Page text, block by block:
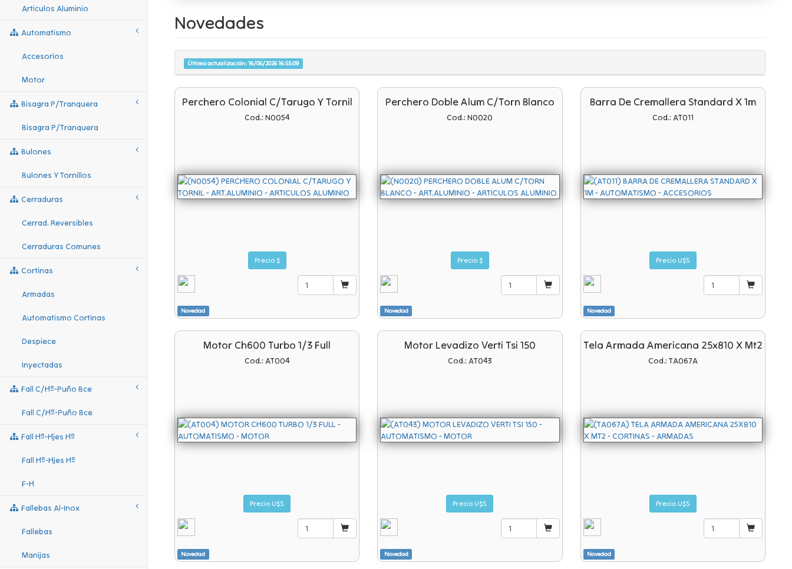
Articulos Aluminio
Automatismo
Accesorios
Motor
Bisagra P/tranquera
Bisagra P/tranquera
Bulones
Bulones Y Tornillos
Cerraduras
Cerrad. Reversibles
Cerraduras Comunes
Cortinas
Armadas
Automatismo Cortinas
Despiece
Inyectadas
Fall C/hº-Puño Bce
Fall C/hº-Puño Bce
Fall Hº-Hjes Hº
Fall Hº-Hjes Hº
F-H
Fallebas Al-Inox
Fallebas
Manijas
Novedades
Última actualización: 16/06/2026 16:55:09
Perchero Colonial C/tarugo Y Tornil
Cod.: N0054
Precio $
Novedad
Perchero Doble Alum C/torn Blanco
Cod.: N0020
Precio $
Novedad
Barra De Cremallera Standard X 1m
Cod.: AT011
Precio U$S
Novedad
Motor Ch600 Turbo 1/3 Full
Cod.: AT004
Precio U$S
Novedad
Motor Levadizo Verti Tsi 150
Cod.: AT043
Precio U$S
Novedad
Tela Armada Americana 25x810 X Mt2
Cod.: TA067A
Precio U$S
Novedad